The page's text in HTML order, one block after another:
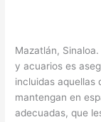
Mazatlán,
y acuarios es
incluidas aquellas
mantengan en
adecuadas, que